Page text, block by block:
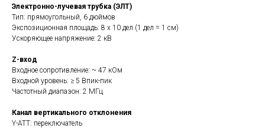
Электронно-лучевая трубка (ЭЛТ)
Тип: прямоугольный, 6 дюймов
Экспозиционная площадь: 8 х 10 дел (1 дел = 1 см)
Ускоряющее напряжение: 2 кВ
Z-вход
Входное сопротивление: ~ 47 кОм
Входной уровень: ≥ 5 Впик-пик
Частотный диапазон: 2 МГц
Канал вертикального отклонения
Y-ATT: переключатель